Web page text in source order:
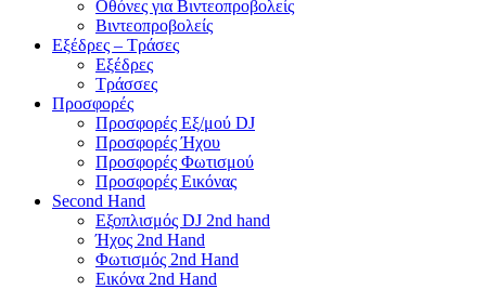
Οθόνες για Βιντεοπροβολείς
Βιντεοπροβολείς
Εξέδρες – Τράσες
Εξέδρες
Τράσσες
Προσφορές
Προσφορές Εξ/μού DJ
Προσφορές Ήχου
Προσφορές Φωτισμού
Προσφορές Εικόνας
Second Hand
Εξοπλισμός DJ 2nd hand
Ήχος 2nd Hand
Φωτισμός 2nd Hand
Εικόνα 2nd Hand